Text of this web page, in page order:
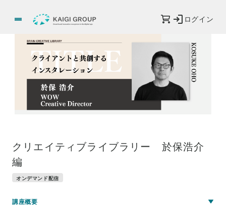
ログイン
クリエイティブライブラリー 於保浩介
編
オンデマンド配信
講座概要